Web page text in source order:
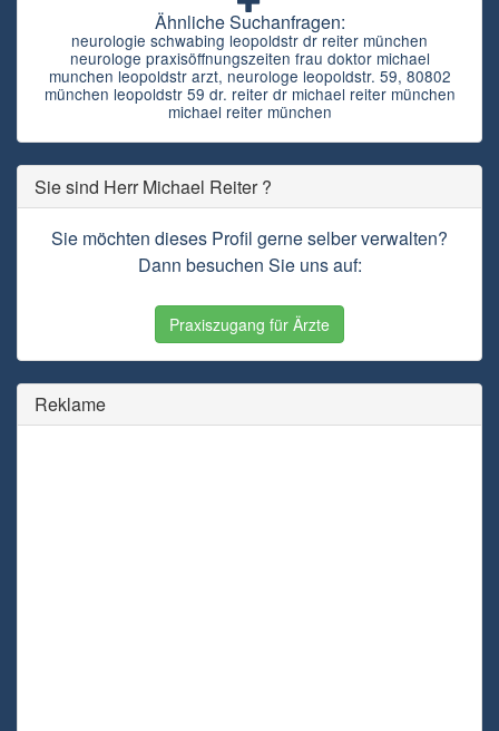
Ähnliche Suchanfragen:
neurologie schwabing leopoldstr dr reiter münchen
neurologe praxisöffnungszeiten frau doktor michael
munchen leopoldstr arzt, neurologe leopoldstr. 59, 80802
münchen leopoldstr 59 dr. reiter dr michael reiter münchen
michael reiter münchen
Sie sind Herr Michael Reiter ?
Sie möchten dieses Profil gerne selber verwalten?
Dann besuchen Sie uns auf:
Praxiszugang für Ärzte
Reklame